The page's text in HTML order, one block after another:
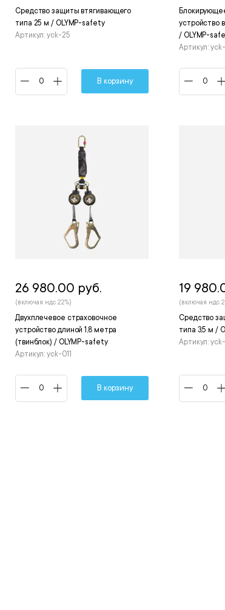
Средство защиты втягивающего
типа 25 м / OLYMP-safety
Артикул: yck-25
В корзину
устройство
/ OLYMP-
Артикул:
Двухплечевое страховочное
устройство длиной 1,8 метра
(твинблок) / OLYMP-safety
Артикул: yck-011
26 980.00 руб.
(включая ндс 22%)
В корзину
Средство
типа 3,5 м /
Артикул:
19
(включая ндс